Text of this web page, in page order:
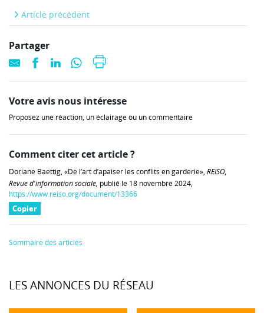
Article précédent
Partager
Votre avis nous intéresse
Proposez une réaction, un éclairage ou un commentaire
Comment citer cet article ?
Doriane Baettig, «De l’art d’apaiser les conflits en garderie», REISO,
Revue d'information sociale, publié le 18 novembre 2024,
https://www.reiso.org/document/13366
Copier
Sommaire des articles
LES ANNONCES DU RÉSEAU